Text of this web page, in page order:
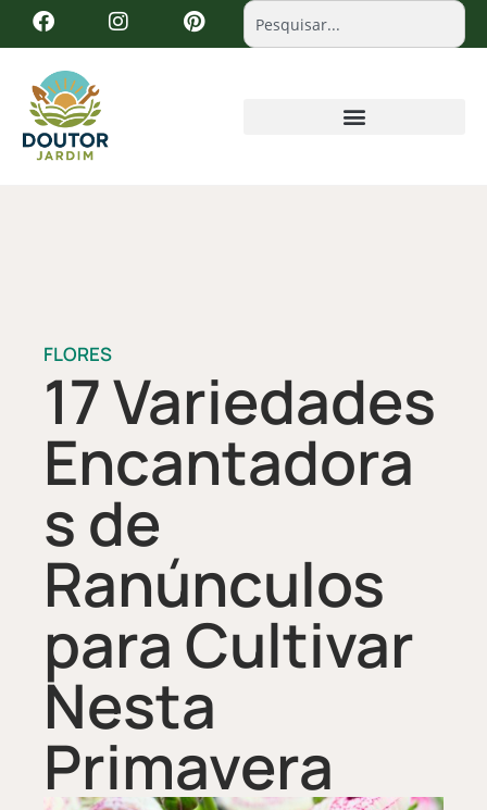
FLORES
17 Variedades
Encantadora
s de
Ranúnculos
para Cultivar
Nesta
Primavera